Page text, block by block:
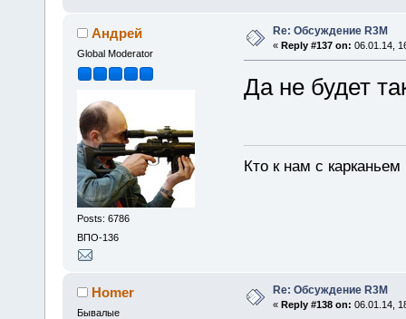
Андрей
Global Moderator
Posts: 6786
ВПО-136
Re: Обсуждение R3M
« Reply #137 on: 06.01.14,
Да не будет
Кто к нам с
Homer
Бывалые
Re: Обсуждение R3M
« Reply #138 on: 06.01.14,